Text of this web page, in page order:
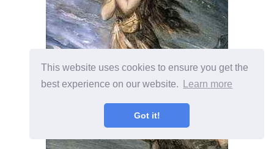
This website uses cookies to ensure you get the
best experience on our website.
Learn more
Got it!